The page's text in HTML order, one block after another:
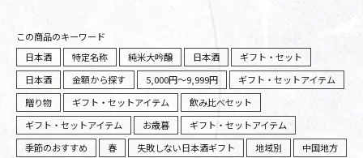
この商品のキーワード
日本酒
特定名称 純米大吟醸 日本酒
ギフト・セット
日本酒
金額から探す 5,000円～9,999円
ギフト・セットアイテム
贈り物
ギフト・セットアイテム
飲み比べセット
ギフト・セットアイテム
お歳暮
ギフト・セットアイテム
季節のおすすめ
春 失敗しない日本酒ギフト 地域別
中国地方